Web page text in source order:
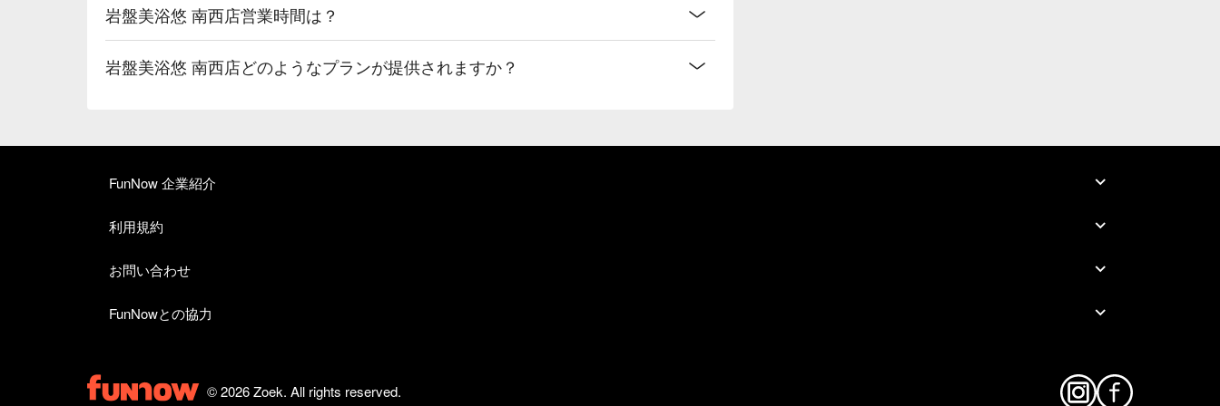
岩盤美浴悠 南西店営業時間は？
岩盤美浴悠 南西店どのようなプランが提供されますか？
FunNow 企業紹介
利用規約
お問い合わせ
FunNowとの協力
© 2026 Zoek. All rights reserved.